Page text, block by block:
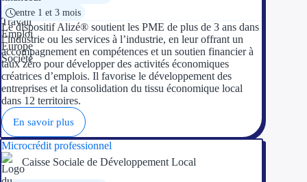
Exonération
Aides Urssaf
Prêts publics
Prêt
entre 1 et 3 mois
Le dispositif Alizé® soutient les PME de plus de 3 ans dans
l’industrie ou les services à l’industrie, en leur offrant un
accompagnement en compétences et un soutien financier à
taux zéro pour développer des activités économiques
créatrices d’emplois. Il favorise le développement des
entreprises et la consolidation du tissu économique local
dans 12 territoires.
En savoir plus
Microcrédit professionnel
Caisse Sociale de Développement Local